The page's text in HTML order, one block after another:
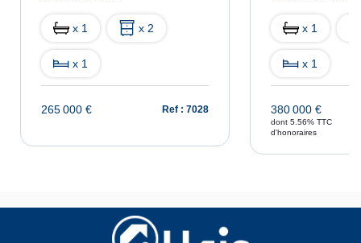
x 1 x 2
x 1
265 000 € Ref : 7028
x 1
x 1
380 000 €
dont 5.56% TTC
d'honoraires